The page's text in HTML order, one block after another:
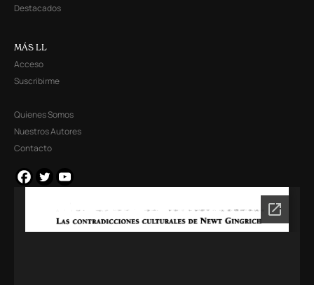
Destacados
MÁS LL
Acceso
Suscribirme
Quienes Somos
Nuestros Autores
Contacto